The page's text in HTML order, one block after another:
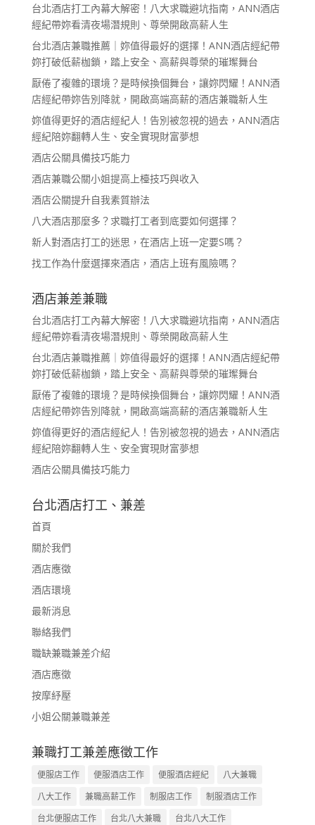
台北酒店打工內幕大解密！八大求職避坑指南，ANN酒店
經紀帶妳看清夜場潛規則、尊榮開啟高薪人生
台北酒店兼職推薦｜妳值得最好的選擇！ANN酒店經紀帶
妳打破低薪枷鎖，踏上安全、高薪與尊榮的璀璨舞台
厭倦了複雜的環境？是時候換個舞台，讓妳閃耀！ANN酒
店經紀帶妳告別降就，開啟高端高薪的酒店兼職新人生
妳值得更好的酒店經紀人！告別被忽視的過去，ANN酒店
經紀陪妳翻轉人生、安全實現財富夢想
酒店公關具備技巧能力
酒店兼職公關小姐提高上檯技巧與收入
酒店公關提升自我素質辦法
八大酒店那麼多？求職打工者到底要如何選擇？
新人對酒店打工的迷思，在酒店上班一定要S嗎？
找工作為什麼選擇來酒店，酒店上班有風險嗎？
酒店兼差兼職
台北酒店打工內幕大解密！八大求職避坑指南，ANN酒店
經紀帶妳看清夜場潛規則、尊榮開啟高薪人生
台北酒店兼職推薦｜妳值得最好的選擇！ANN酒店經紀帶
妳打破低薪枷鎖，踏上安全、高薪與尊榮的璀璨舞台
厭倦了複雜的環境？是時候換個舞台，讓妳閃耀！ANN酒
店經紀帶妳告別降就，開啟高端高薪的酒店兼職新人生
妳值得更好的酒店經紀人！告別被忽視的過去，ANN酒店
經紀陪妳翻轉人生、安全實現財富夢想
酒店公關具備技巧能力
台北酒店打工、兼差
首頁
關於我們
酒店應徵
酒店環境
最新消息
聯絡我們
職缺兼職兼差介紹
酒店應徵
按摩紓壓
小姐公關兼職兼差
兼職打工兼差應徵工作
便服店工作 便服酒店工作 便服酒店經紀
八大兼職
八大工作
兼職高薪工作 制服店工作
制服酒店工作
台北便服店工作
台北八大兼職
台北八大工作